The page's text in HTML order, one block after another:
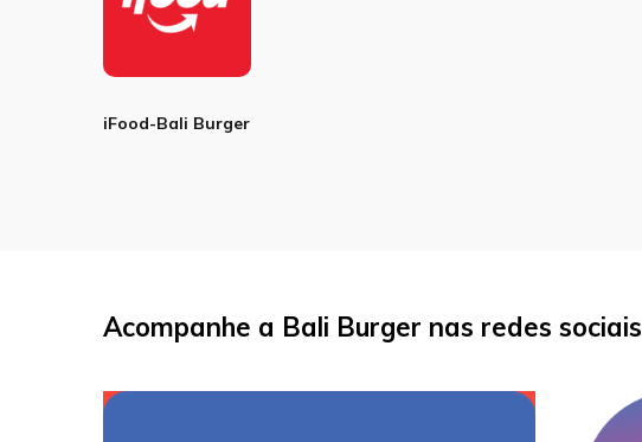
iFood-Bali Burger
Acompanhe a Bali Burger nas redes sociais